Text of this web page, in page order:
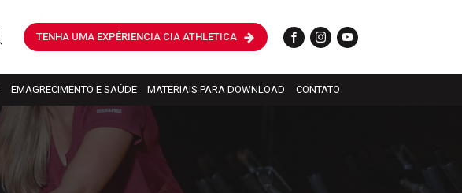
TENHA UMA EXPÊRIENCIA CIA ATHLETICA
EMAGRECIMENTO E SAÚDE MATERIAIS PARA DOWNLOAD CONTATO